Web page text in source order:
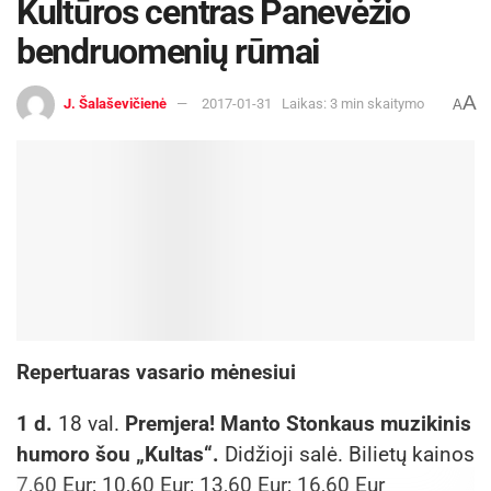
Kultūros centras Panevėžio
bendruomenių rūmai
J. Šalaševičienė 2017-01-31 Laikas: 3 min skaitymo AA
Repertuaras vasario mėnesiui
1 d. 18 val. Premjera! Manto Stonkaus muzikinis
humoro šou „Kultas“. Didžioji salė. Bilietų kainos
7,60 Eur; 10,60 Eur; 13,60 Eur; 16,60 Eur